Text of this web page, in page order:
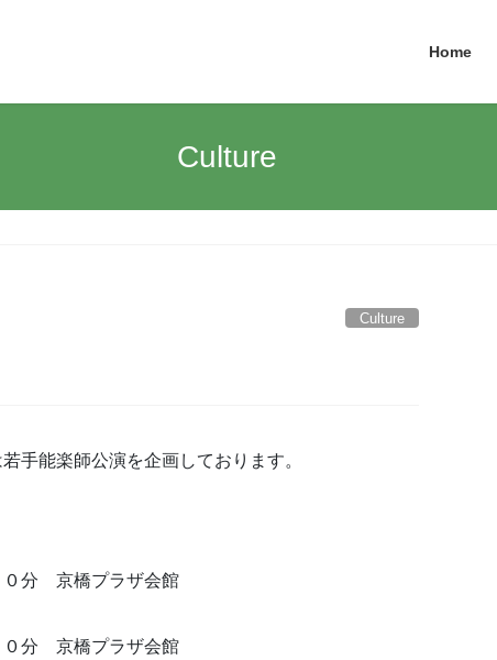
Home
Culture
Culture
手能楽師公演を企画してお ります。
０分 京橋プラザ会館
０分 京橋プラザ会館